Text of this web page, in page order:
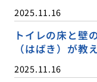
2025.11.16
トイレの床と壁
（はばき）が教
2025.11.16